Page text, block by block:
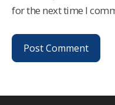
for the next time I